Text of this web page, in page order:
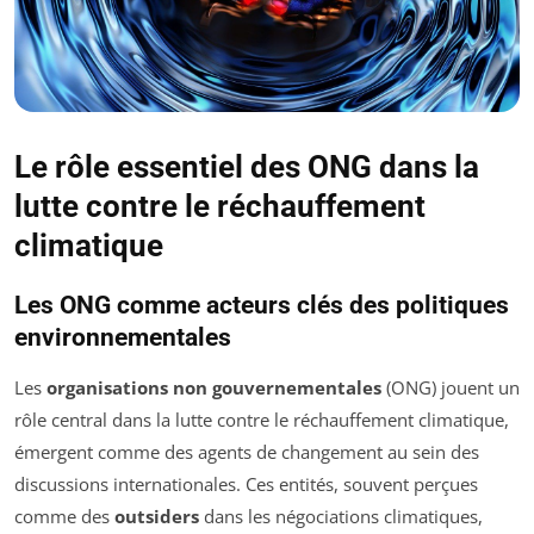
Le rôle essentiel des ONG dans la
lutte contre le réchauffement
climatique
Les ONG comme acteurs clés des politiques
environnementales
Les organisations non gouvernementales (ONG) jouent un
rôle central dans la lutte contre le réchauffement climatique,
émergent comme des agents de changement au sein des
discussions internationales. Ces entités, souvent perçues
comme des outsiders dans les négociations climatiques,